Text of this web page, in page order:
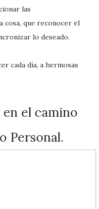
las
cosa, que reconocer el
lo deseado.
cada día, a hermosas
Personal.